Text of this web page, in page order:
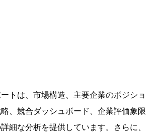
トは、市場構造、主要企業のポジショ
、競合ダッシュボード、企業評価象限
細な分析を提供しています。さらに、